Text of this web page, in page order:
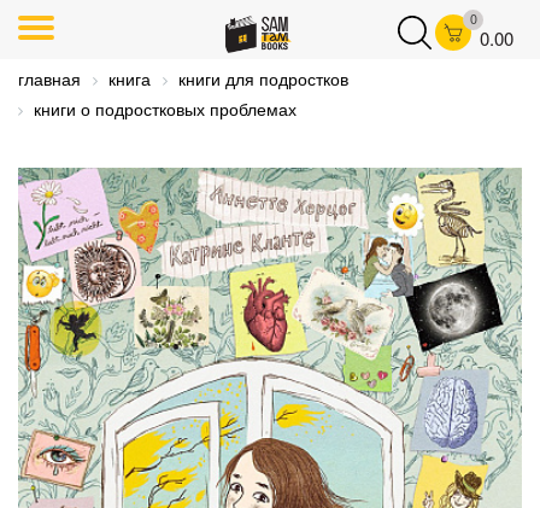
0
0.00
главная книга
книги для подростков
книги о подростковых проблемах